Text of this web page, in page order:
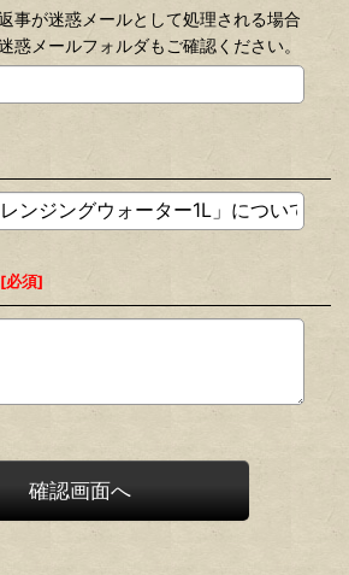
事が迷惑メールとして処理される場合
惑メールフォルダもご確認ください。
[必須]
確認画面へ